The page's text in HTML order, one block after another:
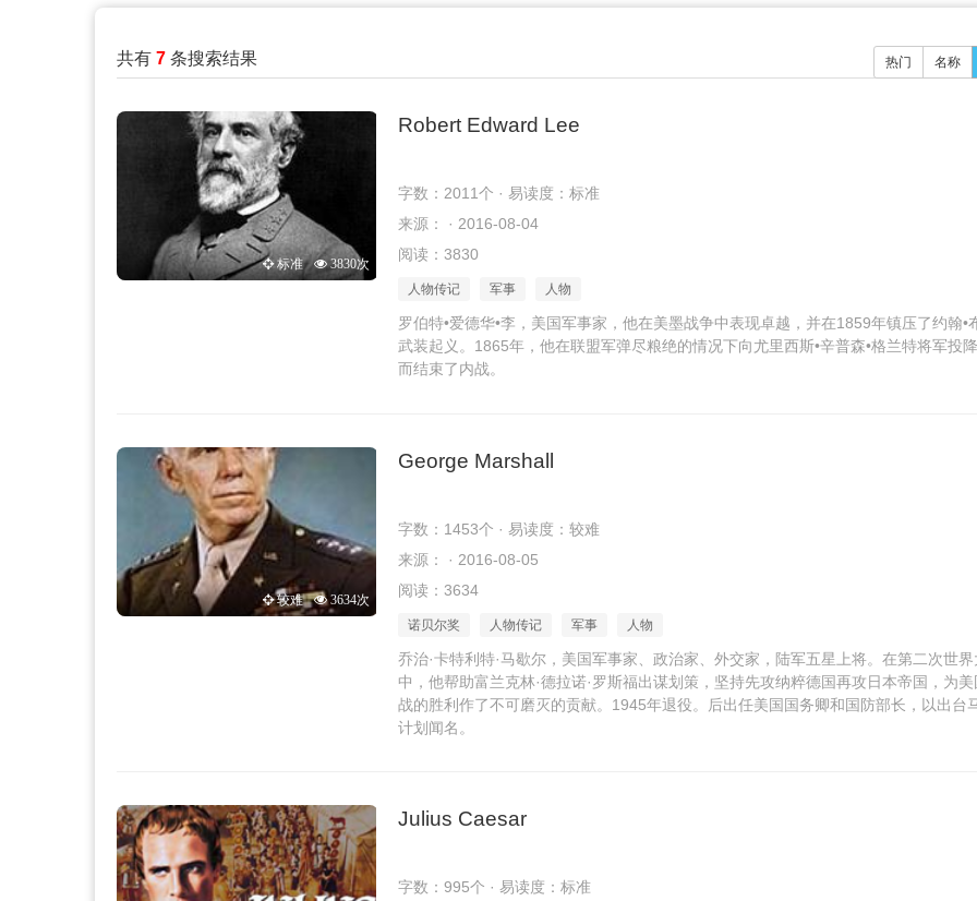
共有 7 条搜索结果 热门 名称
标准 3830次
Robert Edward Lee
字数：2011个 · 易读度：标准
来源： · 2016-08-04
阅读：3830
人物传记 军事 人物
罗伯特•爱德华•李，美国军事家，他在美墨战争中表现卓越，并在1859年镇压了约翰•
武装起义。1865年，他在联盟军弹尽粮绝的情况下向尤里西斯•辛普森•格兰特将军投
而结束了内战。
较难 3634次
George Marshall
字数：1453个 · 易读度：较难
来源： · 2016-08-05
阅读：3634
诺贝尔奖 人物传记 军事 人物
乔治·卡特利特·马歇尔，美国军事家、政治家、外交家，陆军五星上将。在第二次世
中，他帮助富兰克林·德拉诺·罗斯福出谋划策，坚持先攻纳粹德国再攻日本帝国，为美
战的胜利作了不可磨灭的贡献。1945年退役。后出任美国国务卿和国防部长，以出台
计划闻名。
Julius Caesar
字数：995个 · 易读度：标准